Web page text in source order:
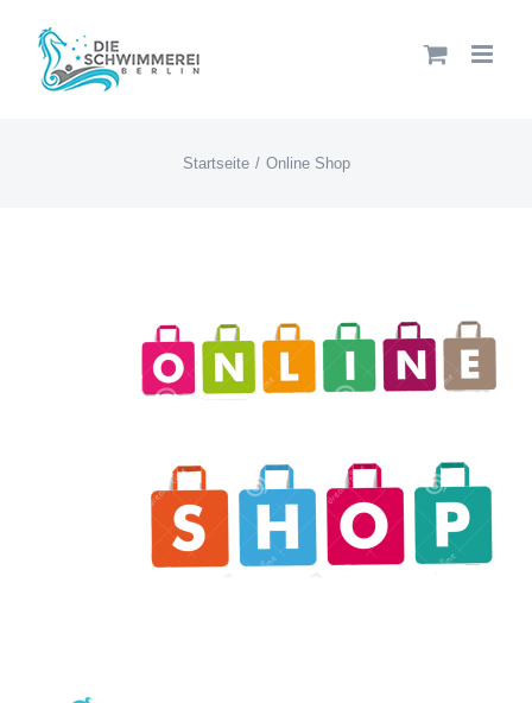
Zum
Inhalt
Startseite Online Shop